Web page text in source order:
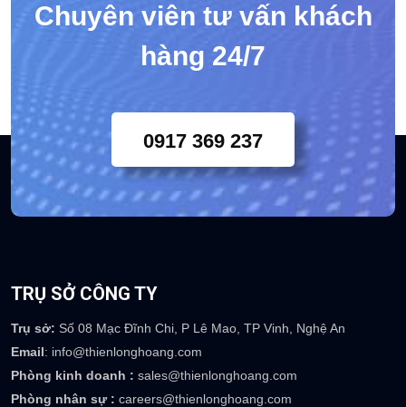
Chuyên viên tư vấn khách
hàng 24/7